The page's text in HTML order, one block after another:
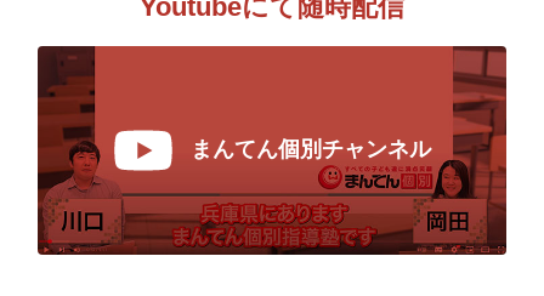
Youtubeにて随時配信
まんてん個別チャンネル